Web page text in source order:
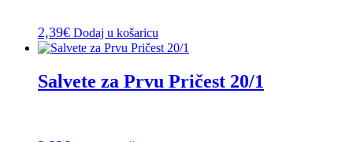
2,39€ Dodaj u košaricu
Salvete za Prvu Pričest 20/1